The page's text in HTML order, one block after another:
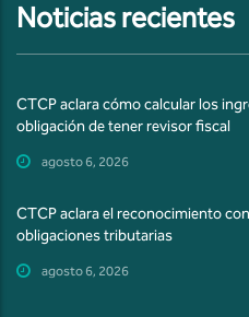
Noticias recientes
CTCP aclara cómo calcular los
obligación de tener revisor fiscal
agosto 6, 2026
CTCP aclara el reconocimiento
obligaciones tributarias
agosto 6, 2026